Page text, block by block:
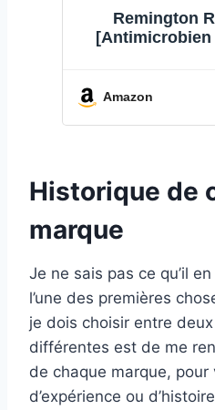
Remington
Secteur/Sans
Amazon
Historique de
marque
Je ne sais pas ce qu’il
l’une des premières
je dois choisir entre
différentes est de me
de chaque marque, pour
d’expérience ou